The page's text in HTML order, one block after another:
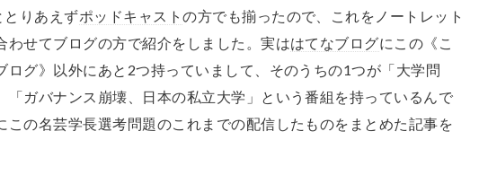
とりあえずポッドキャストの方でも揃ったので、これをノートレット
わせてブログの方で紹介をしました。実ははてなブログにこの《こ
ログ》以外にあと2つ持っていまして、そのうちの1つが「大学問
「ガバナンス崩壊、日本の私立大学」という番組を持っているんで
この名芸学長選考問題のこれまでの配信したものをまとめた記事を